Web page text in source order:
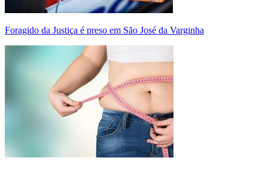
Foragido da Justiça é preso em São José da Varginha